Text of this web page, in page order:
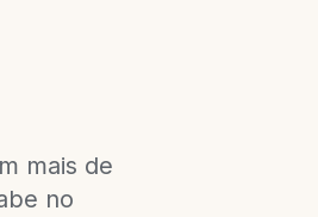
mais de
no